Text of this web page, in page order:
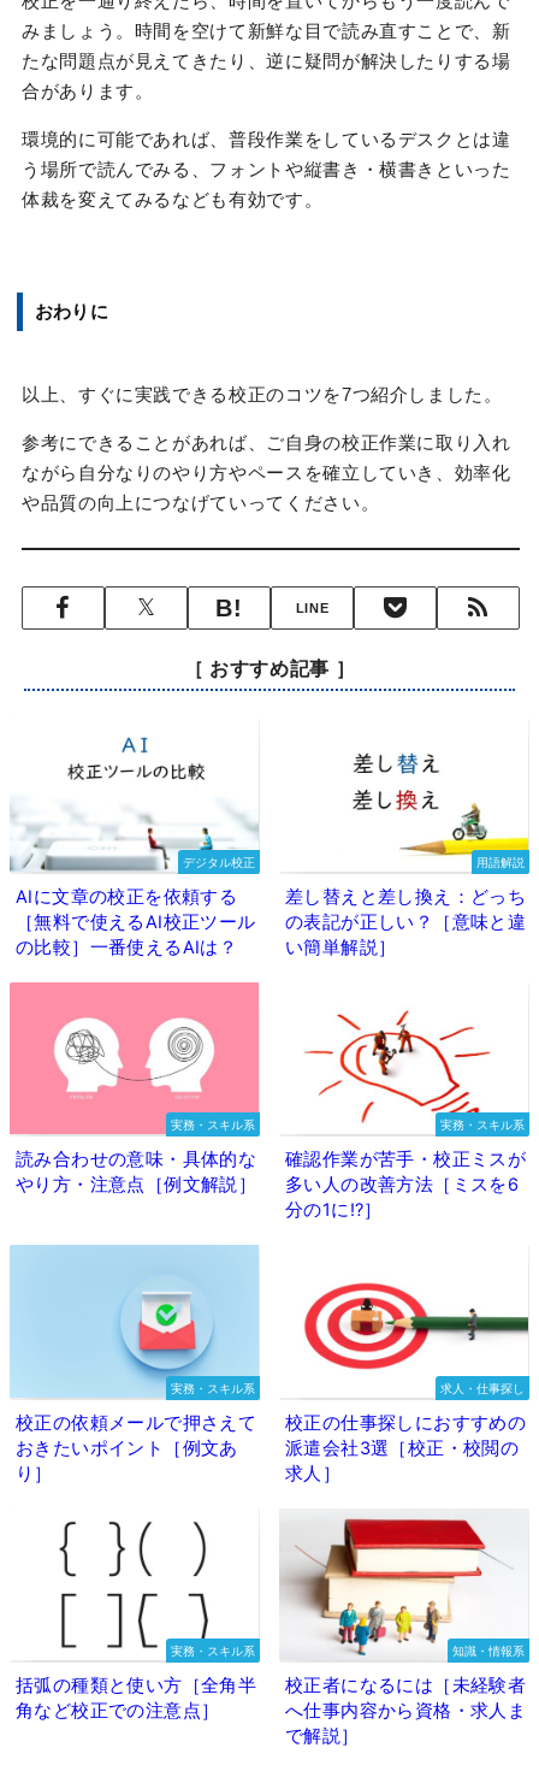
みましょう。時間を空けて新鮮な目で読み直すことで、新
たな問題点が見えてきたり、逆に疑問が解決したりする場
合があります。
環境的に可能であれば、普段作業をしているデスクとは違
う場所で読んでみる、フォントや縦書き・横書きといった
体裁を変えてみるなども有効です。
おわりに
以上、すぐに実践できる校正のコツを7つ紹介しました。
参考にできることがあれば、ご自身の校正作業に取り入れ
ながら自分なりのやり方やペースを確立していき、効率化
や品質の向上につなげていってください。
LINE
［ おすすめ記事 ］
デジタル校正
AIに文章の校正を依頼する
［無料で使えるAI校正ツール
の比較］一番使えるAIは？
用語解説
差し替えと差し換え：どっち
の表記が正しい？［意味と違
い簡単解説］
実務・スキル系
読み合わせの意味・具体的な
やり方・注意点［例文解説］
実務・スキル系
確認作業が苦手・校正ミスが
多い人の改善方法［ミスを6
分の1に⁉］
実務・スキル系
校正の依頼メールで押さえて
おきたいポイント［例文あ
り］
求人・仕事探し
校正の仕事探しにおすすめの
派遣会社3選［校正・校閲の
求人］
実務・スキル系
括弧の種類と使い方［全角半
角など校正での注意点］
知識・情報系
校正者になるには［未経験者
へ仕事内容から資格・求人ま
で解説］